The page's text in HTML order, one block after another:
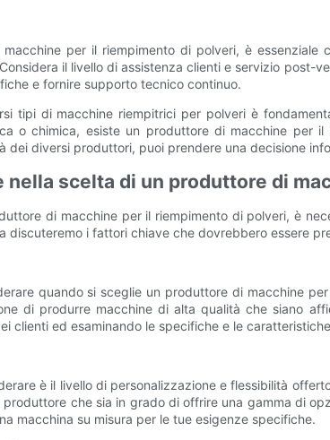
per il riempimento di polveri, è
il livello di assistenza clienti e servizio
e fornire supporto tecnico continuo.
tipi di macchine riempitrici per polveri è
o chimica, esiste un produttore di macchine
dei diversi produttori, puoi prendere una decisione
nella scelta di un produttore di
di macchine per il riempimento di polveri, è
discuteremo i fattori chiave che dovrebbero essere
quando si sceglie un produttore di macchine
di produrre macchine di alta qualità che siano
clienti ed esaminando le specifiche e le
è il livello di personalizzazione e flessibilità
che sia in grado di offrire una gamma di
macchina su misura per le tue esigenze specifiche.